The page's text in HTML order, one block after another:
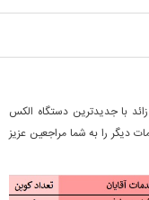
با جدیدترین دستگاه الکس
دیگر را به شما مراجعین عزیز